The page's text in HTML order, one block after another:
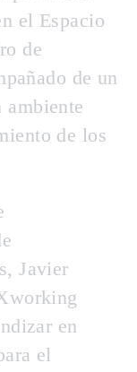
el Espacio
de
de un
ambiente
de los
Javier
en
el